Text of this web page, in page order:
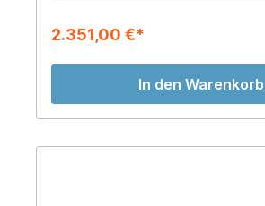
2.351,00 €*
In den Warenkorb